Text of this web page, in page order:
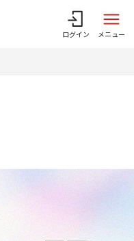
ログイン メニュー